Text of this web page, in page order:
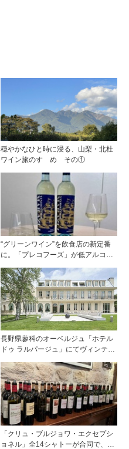
穏やかなひと時に浸る、山梨・北杜
ワイン旅のすゝめ その①
“グリーンワイン”を飲食店の新定番
に。「プレコフーズ」が低アルコー
長野県蓼科のオーベルジュ「ホテル
ドゥ ラルパージュ」にてヴィンテー
『シャトー・ペトリュス 1976年』ほ
か計7アイテムのワインペアリング
「クリュ・ブルジョワ・エクセプシ
ョネル」全14シャトーが合同で、ジ